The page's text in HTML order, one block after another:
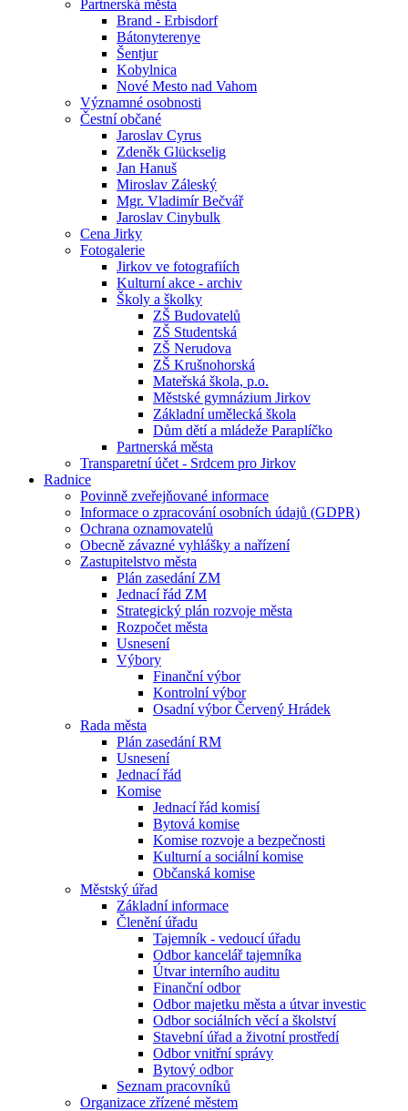
Partnerská města
Brand - Erbisdorf
Bátonyterenye
Šentjur
Kobylnica
Nové Mesto nad Vahom
Významné osobnosti
Čestní občané
Jaroslav Cyrus
Zdeněk Glückselig
Jan Hanuš
Miroslav Záleský
Mgr. Vladimír Bečvář
Jaroslav Cinybulk
Cena Jirky
Fotogalerie
Jirkov ve fotografiích
Kulturní akce - archiv
Školy a školky
ZŠ Budovatelů
ZŠ Studentská
ZŠ Nerudova
ZŠ Krušnohorská
Mateřská škola, p.o.
Městské gymnázium Jirkov
Základní umělecká škola
Dům dětí a mládeže Paraplíčko
Partnerská města
Transparetní účet - Srdcem pro Jirkov
Radnice
Povinně zveřejňované informace
Informace o zpracování osobních údajů (GDPR)
Ochrana oznamovatelů
Obecně závazné vyhlášky a nařízení
Zastupitelstvo města
Plán zasedání ZM
Jednací řád ZM
Strategický plán rozvoje města
Rozpočet města
Usnesení
Výbory
Finanční výbor
Kontrolní výbor
Osadní výbor Červený Hrádek
Rada města
Plán zasedání RM
Usnesení
Jednací řád
Komise
Jednací řád komisí
Bytová komise
Komise rozvoje a bezpečnosti
Kulturní a sociální komise
Občanská komise
Městský úřad
Základní informace
Členění úřadu
Tajemník - vedoucí úřadu
Odbor kancelář tajemníka
Útvar interního auditu
Finanční odbor
Odbor majetku města a útvar investic
Odbor sociálních věcí a školství
Stavební úřad a životní prostředí
Odbor vnitřní správy
Bytový odbor
Seznam pracovníků
Organizace zřízené městem